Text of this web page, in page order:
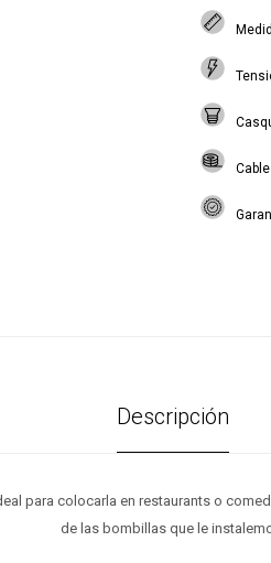
Descripción
para colocarla en restaurants o
de las bombillas que le